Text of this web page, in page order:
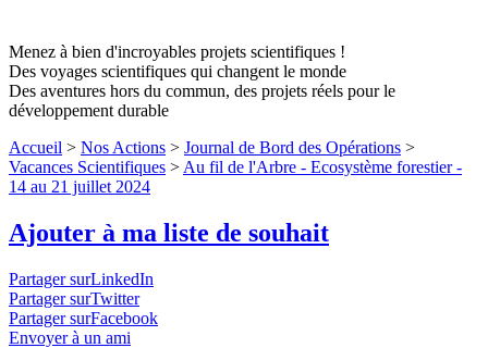
Menez à bien d'incroyables projets scientifiques !
Des voyages scientifiques qui changent le monde
Des aventures hors du commun, des projets réels pour le
développement durable
Accueil > Nos Actions > Journal de Bord des Opérations >
Vacances Scientifiques > Au fil de l'Arbre - Ecosystème forestier -
14 au 21 juillet 2024
Ajouter à ma liste de souhait
Partager surLinkedIn
Partager surTwitter
Partager surFacebook
Envoyer à un ami